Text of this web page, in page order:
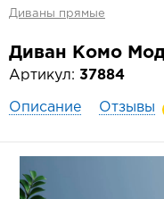
Диваны прямые
Диван Комо
Артикул: 37884
Описание Отзывы